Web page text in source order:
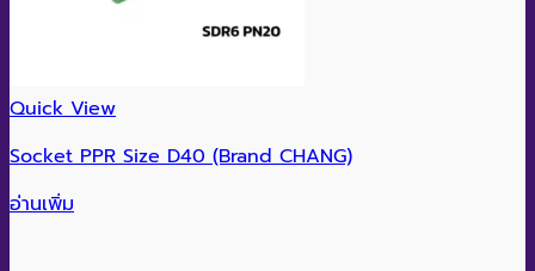
Quick View
Socket PPR Size D40 (Brand CHANG)
อ่านเพิ่ม